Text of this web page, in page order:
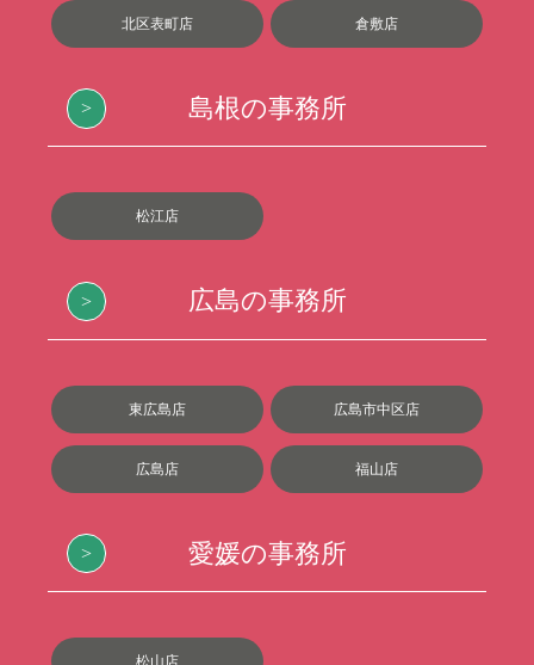
北区表町店 倉敷店
島根の事務所
松江店
広島の事務所
東広島店 広島市中区店
広島店 福山店
愛媛の事務所
松山店